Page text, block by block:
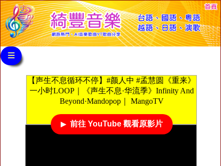
≡
【声生不息循环不停】#颜人中 #孟慧圆《重来》
一小时LOOP｜《声生不息·华流季》Infinity And
Beyond·Mandopop｜ MangoTV
前往 YouTube 觀看原影片